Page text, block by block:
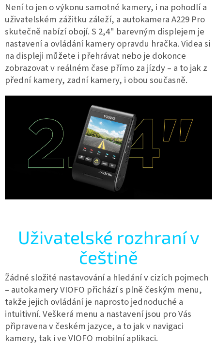
Není to jen o výkonu samotné kamery, i na pohodlí a
uživatelském zážitku záleží, a autokamera A229 Pro
skutečně nabízí obojí. S 2,4" barevným displejem je
nastavení a ovládání kamery opravdu hračka. Videa si
na displeji můžete i přehrávat nebo je dokonce
zobrazovat v reálném čase přímo za jízdy – a to jak z
přední kamery, zadní kamery, i obou současně.
Uživatelské rozhraní v
češtině
Žádné složité nastavování a hledání v cizích pojmech
– autokamery VIOFO přichází s plně českým menu,
takže jejich ovládání je naprosto jednoduché a
intuitivní. Veškerá menu a nastavení jsou pro Vás
připravena v českém jazyce, a to jak v navigaci
kamery, tak i ve VIOFO mobilní aplikaci.